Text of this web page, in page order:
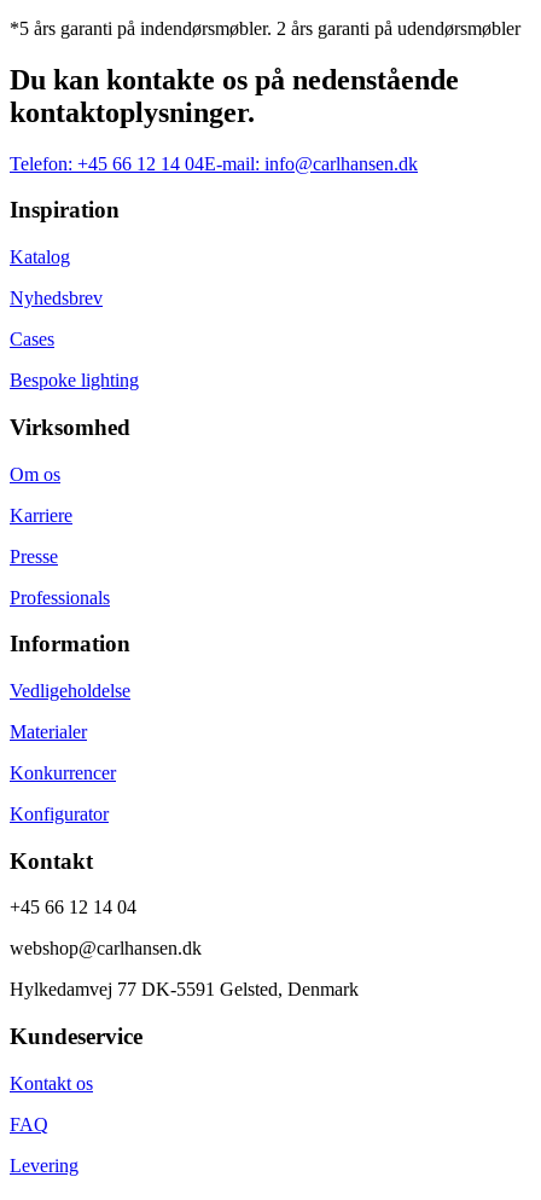
*5 års garanti på indendørsmøbler. 2 års garanti på udendørsmøbler
Du kan kontakte os på nedenstående
kontaktoplysninger.
Telefon: +45 66 12 14 04E-mail: info@carlhansen.dk
Inspiration
Katalog
Nyhedsbrev
Cases
Bespoke lighting
Virksomhed
Om os
Karriere
Presse
Professionals
Information
Vedligeholdelse
Materialer
Konkurrencer
Konfigurator
Kontakt
+45 66 12 14 04
webshop@carlhansen.dk
Hylkedamvej 77 DK-5591 Gelsted, Denmark
Kundeservice
Kontakt os
FAQ
Levering